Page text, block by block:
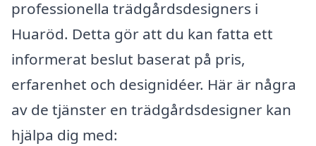
professionella trädgårdsdesigners i
Huaröd. Detta gör att du kan fatta ett
informerat beslut baserat på pris,
erfarenhet och designidéer. Här är några
av de tjänster en trädgårdsdesigner kan
hjälpa dig med: